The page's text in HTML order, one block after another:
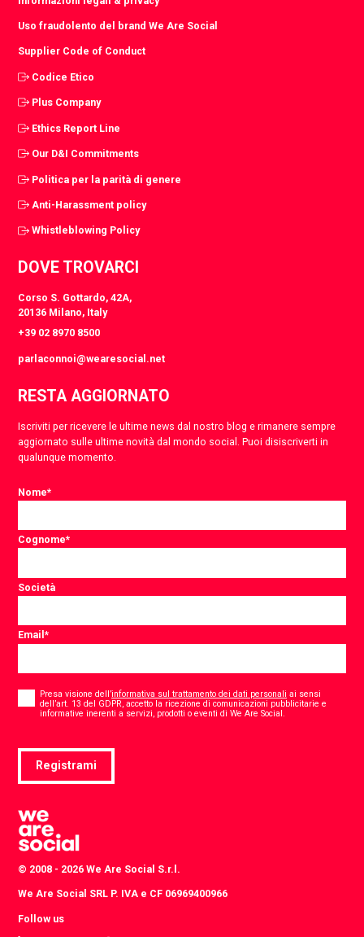
Uso fraudolento del brand We Are Social
Supplier Code of Conduct
Codice Etico
Plus Company
Ethics Report Line
Our D&I Commitments
Politica per la parità di genere
Anti-Harassment policy
Whistleblowing Policy
DOVE TROVARCI
Corso S. Gottardo, 42A,
20136 Milano, Italy
+39 02 8970 8500
parlaconnoi@wearesocial.net
RESTA AGGIORNATO
Iscriviti per ricevere le ultime news dal nostro blog e rimanere sempre
aggiornato sulle ultime novità dal mondo social. Puoi disiscriverti in
qualunque momento.
Nome*
Cognome*
Società
Email*
Consent
Presa visione dell’informativa sul trattamento dei dati personali ai sensi
dell’art. 13 del GDPR, accetto la ricezione di comunicazioni pubblicitarie e
informative inerenti a servizi, prodotti o eventi di We Are Social.
Registrami
© 2008 - 2026 We Are Social S.r.l.
We Are Social SRL P. IVA e CF 06969400966
Follow us